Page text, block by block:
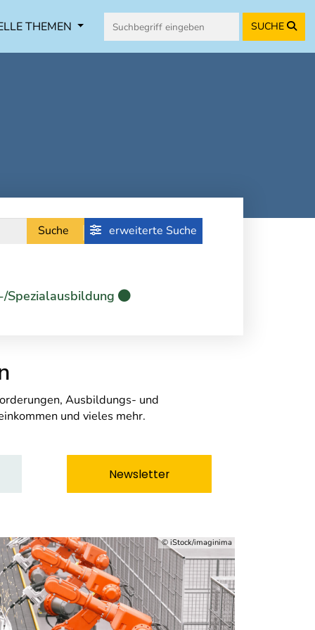
THEMEN SUCHE
Suche erweiterte Suche
Spezialausbildung
Ausbildungs- und
und vieles mehr.
Newsletter
© iStock/imaginima